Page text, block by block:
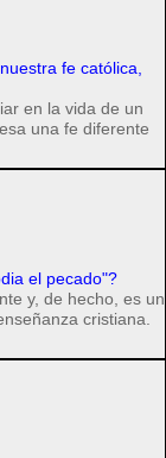
fe católica,
en la vida de un
una fe diferente
el pecado"?
y, de hecho, es un
cristiana.